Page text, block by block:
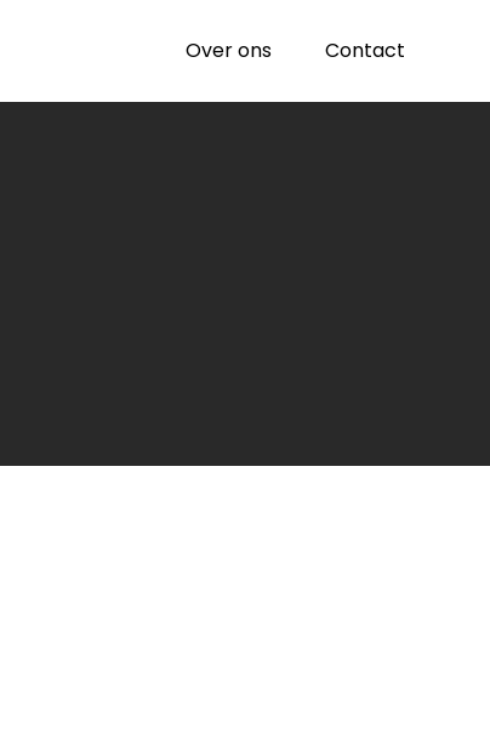
Over ons Contact